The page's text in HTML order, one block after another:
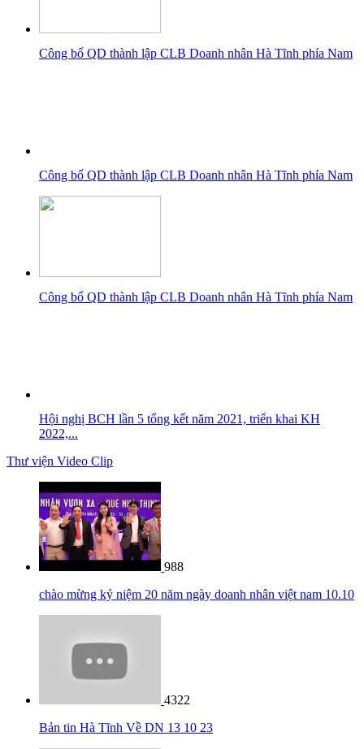
Công bố QD thành lập CLB Doanh nhân Hà Tĩnh phía Nam
Công bố QD thành lập CLB Doanh nhân Hà Tĩnh phía Nam
Công bố QD thành lập CLB Doanh nhân Hà Tĩnh phía Nam
Hội nghị BCH lần 5 tổng kết năm 2021, triển khai KH
2022,...
Thư viện Video Clip
988
chào mừng kỷ niệm 20 năm ngày doanh nhân việt nam 10.10
4322
Bản tin Hà Tĩnh Về DN 13 10 23